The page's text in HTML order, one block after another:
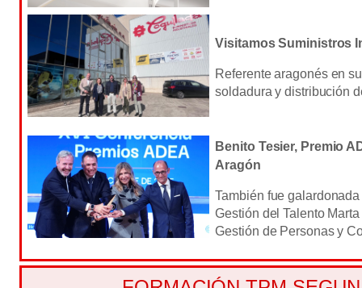
Visitamos Suministros
Referente aragonés en
soldadura y distribución
Benito Tesier, Premio
Aragón
También fue
Gestión del Talento
Gestión de Personas y